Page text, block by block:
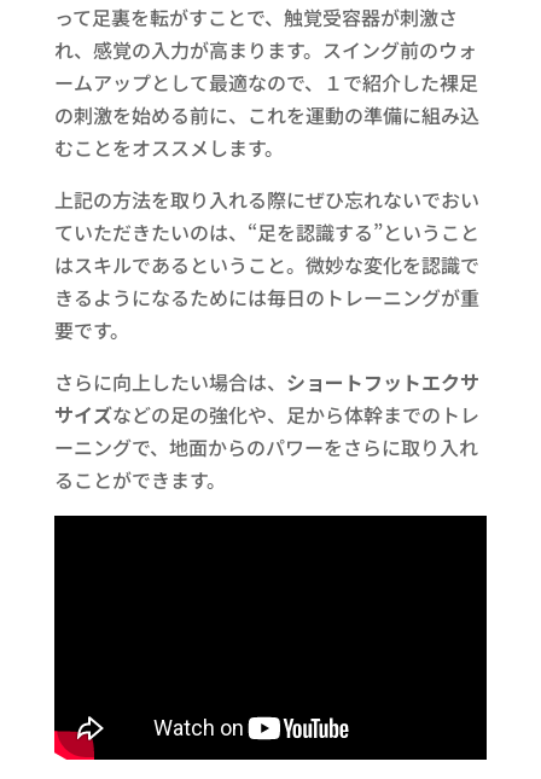
って足裏を転がすことで、触覚受容器が刺激さ
れ、感覚の入力が高まります。スイング前のウォ
ームアップとして最適なので、１で紹介した裸足
の刺激を始める前に、これを運動の準備に組み込
むことをオススメします。
上記の方法を取り入れる際にぜひ忘れないでおい
ていただきたいのは、“足を認識する”ということ
はスキルであるということ。微妙な変化を認識で
きるようになるためには毎日のトレーニングが重
要です。
さらに向上したい場合は、 ショートフットエクサ
サイズなどの足の強化や、足から体幹までのトレ
ーニングで、地面からのパワーをさらに取り入れ
ることができます。